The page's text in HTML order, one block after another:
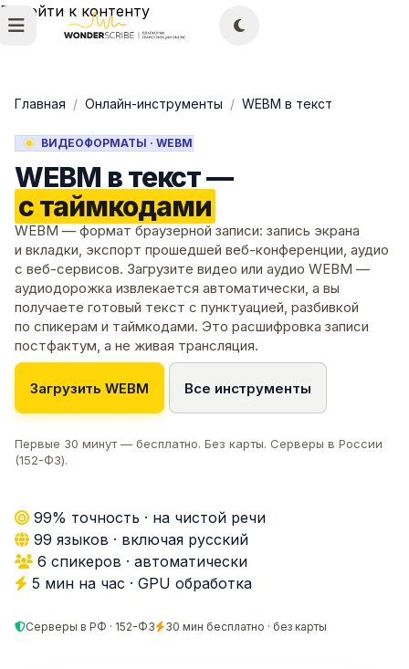
Перейти к контенту
Главная / Онлайн-инструменты / WEBM в текст
ВИДЕОФОРМАТЫ · WEBM
WEBM в текст —
с таймкодами
WEBM — формат браузерной записи: запись экрана
и вкладки, экспорт прошедшей веб-конференции, аудио
с веб-сервисов. Загрузите видео или аудио WEBM —
аудиодорожка извлекается автоматически, а вы
получаете готовый текст с пунктуацией, разбивкой
по спикерам и таймкодами. Это расшифровка записи
постфактум, а не живая трансляция.
Загрузить WEBM Все инструменты
Первые 30 минут — бесплатно. Без карты. Серверы в России
(152-ФЗ).
99% точность · на чистой речи
99 языков · включая русский
6 спикеров · автоматически
5 мин на час · GPU обработка
Серверы в РФ · 152-ФЗ 30 мин бесплатно · без карты